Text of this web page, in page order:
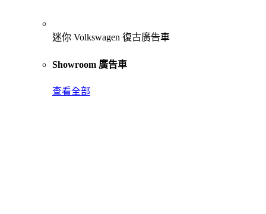
迷你 Volkswagen 復古廣告車
Showroom 廣告車
查看全部